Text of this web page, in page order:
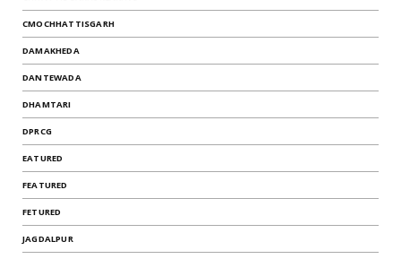
CMOCHHATTISGARH
DAMAKHEDA
DANTEWADA
DHAMTARI
DPRCG
EATURED
FEATURED
FETURED
JAGDALPUR